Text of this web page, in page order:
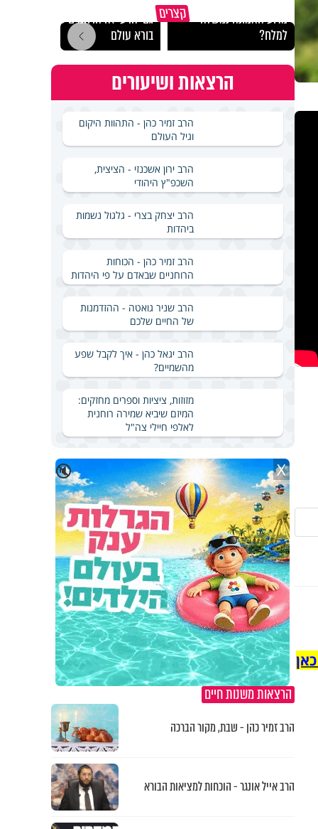
קצרים
מדוע האמונה נמשלה
למלח?
גם ׳הרע׳ זה הרחמים של
בורא עולם
הרצאות ושיעורים
הרב זמיר כהן - התהוות היקום
וגיל העולם
הרב ירון אשכנזי - הציצית,
השכפ"ץ היהודי
הרב יצחק בצרי - גלגול נשמות
ביהדות
הרב זמיר כהן - הכוחות
הרוחניים שבאדם על פי היהדות
הרב שניר גואטה - ההזדמנות
של החיים שלכם
הרב יגאל כהן - איך לקבל שפע
מהשמיים?
מזוזות, ציציות וספרים מחזקים:
המיזם שיביא שמירה רוחנית
לאלפי חיילי צה"ל
🔇 X
הרצאות משנות חיים
הרב זמיר כהן - שבת, מקור הברכה
הרב אייל אונגר - הוכחות למציאות הבורא